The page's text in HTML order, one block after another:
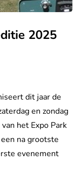
2025
dit jaar de
en zondag
het Expo Park
na grootste
evenement